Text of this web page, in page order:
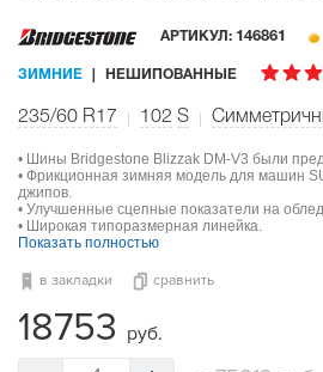
АРТИКУЛ: 146861
ЗИМНИЕ НЕШИПОВАННЫЕ
235/60 R17 102 S
• Шины Bridgestone Blizzak DM-V3 были
• Фрикционная зимняя модель для машин
джипов.
• Улучшенные сцепные показатели на
• Широкая типоразмерная линейка.
Показать полностью
в закладки сравнить
18753 руб.